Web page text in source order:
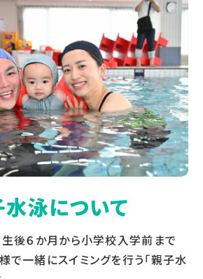
泳について
生後６か月から小学校入学前まで
で一緒にスイミングを行う「親子水